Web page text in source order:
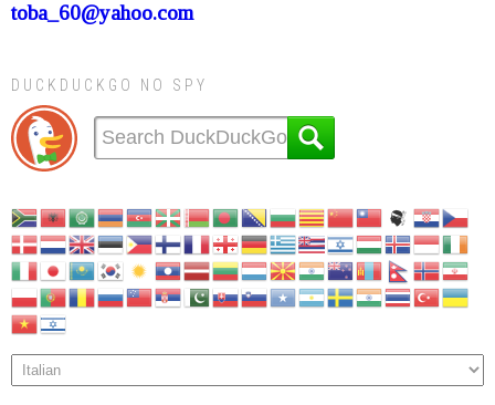
toba_60@yahoo.com
DUCKDUCKGO NO SPY